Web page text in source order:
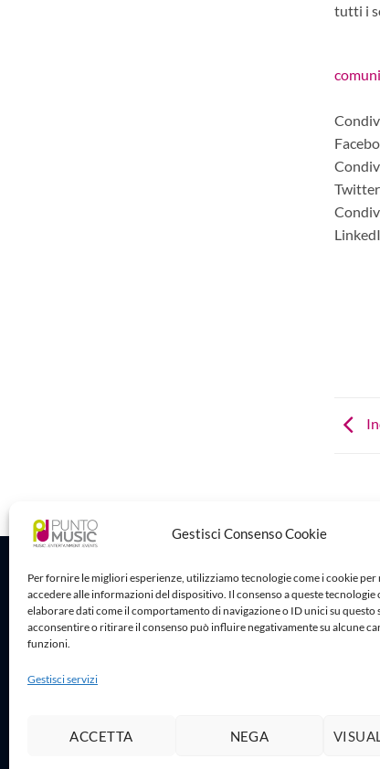
Gestisci Consenso Cookie
Per fornire le migliori esperienze, utilizziamo tecnologie come i cookie per
accedere alle informazioni del dispositivo. Il consenso a queste tecnologie
elaborare dati come il comportamento di navigazione o ID unici su questo
acconsentire o ritirare il consenso può influire negativamente su alcune
funzioni.
Gestisci servizi
ACCETTA NEGA
tutti i
Twitter
Sede
Via